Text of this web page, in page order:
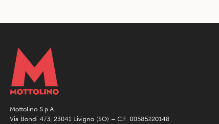
Mottolino S.p.A.
Via Bondi 473, 23041 Livigno (SO) – C.F. 00585220148